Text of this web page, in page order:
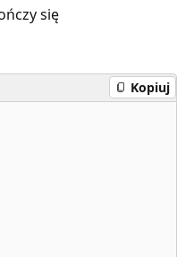
się
Kopiuj